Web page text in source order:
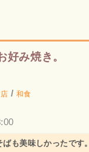
好み焼き。
/ 和食
も美味しかったです。